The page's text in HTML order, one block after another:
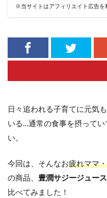
※当サイトはアフィリエイト広告を
日々追われる子育てに元気
いる…通常の食事を摂って
い。
今回は、そんなお疲れママ
の商品、 豊潤サジージュース
比べてみました！